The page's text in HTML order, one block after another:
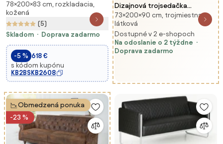
SENATOR, trojmiestna, čierna
78×200×83 cm, rozkladacia,
kožená
(5)
Skladom
Doprava zadarmo
-5 % 618 €
s kódom kupónu
KB2BSKB2608
Dizajnová trojsedačka
Chesterfield 200 cm
šampanský zamat
73×200×90 cm, trojmiestna,
látková
Dostupné v 2 e-shopoch
Na odoslanie o 2 týždne
Doprava zadarmo
Obmedzená ponuka
-23 %